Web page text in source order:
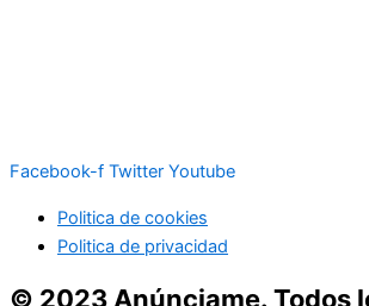
Facebook-f Twitter Youtube
Politica de cookies
Politica de privacidad
© 2023 Anúnciame. Todos